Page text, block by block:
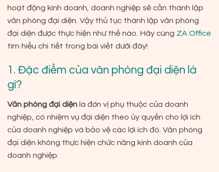
hoạt động kinh doanh, doanh nghiệp sẽ cần thành lập
văn phòng đại diện. Vậy thủ tục thành lập văn phòng
đại diện được thực hiện như thế nào. Hãy cùng ZA Office
tìm hiểu chi tiết trong bài viết dưới đây!
1. Đặc điểm của văn phòng đại diện là
gì?
Văn phòng đại diện là đơn vị phụ thuộc của doanh
nghiệp, có nhiệm vụ đại diện theo ủy quyền cho lợi ích
của doanh nghiệp và bảo vệ các lợi ích đó. Văn phòng
đại diện không thực hiện chức năng kinh doanh của
doanh nghiệp.